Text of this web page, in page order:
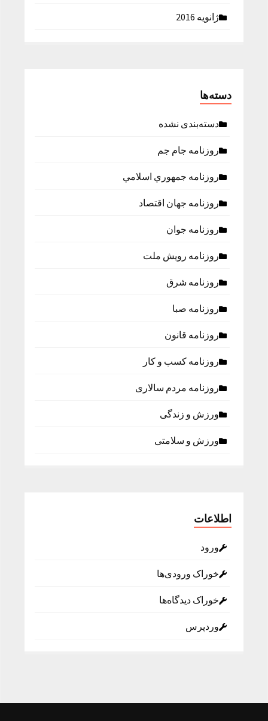
ژانویه 2016
دسته‌ها
دسته‌بندی نشده
روزنامه جام جم
روزنامه جمهوري اسلامي
روزنامه جهان اقتصاد
روزنامه جوان
روزنامه رویش ملت
روزنامه شرق
روزنامه صبا
روزنامه قانون
روزنامه كسب و كار
روزنامه مردم سالاری
ورزش و زندگی
ورزش و سلامتی
اطلاعات
ورود
خوراک ورودی‌ها
خوراک دیدگاه‌ها
وردپرس